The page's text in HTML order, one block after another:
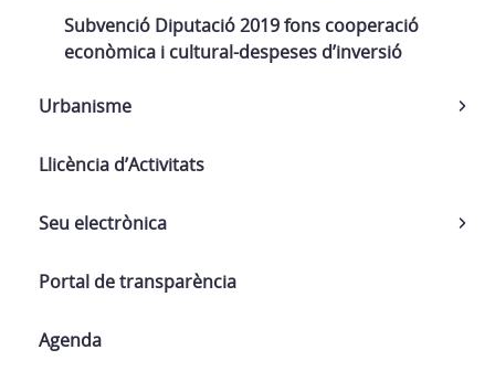
Subvenció Diputació 2019 fons cooperació
econòmica i cultural-despeses d’inversió
Urbanisme
Llicència d’Activitats
Seu electrònica
Portal de transparència
Agenda